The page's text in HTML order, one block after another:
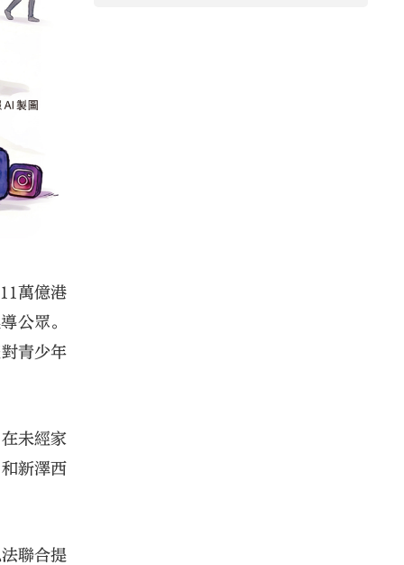
萬億港
公眾。
青少年
未經家
新澤西
聯合提